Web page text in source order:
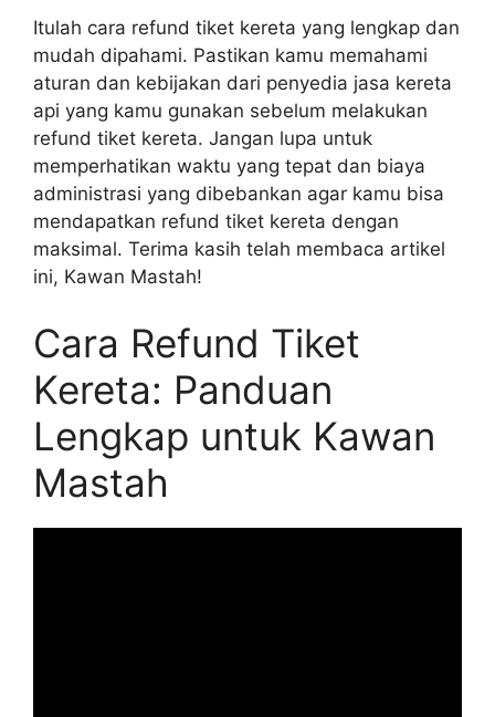
Itulah cara refund tiket kereta yang lengkap dan
mudah dipahami. Pastikan kamu memahami
aturan dan kebijakan dari penyedia jasa kereta
api yang kamu gunakan sebelum melakukan
refund tiket kereta. Jangan lupa untuk
memperhatikan waktu yang tepat dan biaya
administrasi yang dibebankan agar kamu bisa
mendapatkan refund tiket kereta dengan
maksimal. Terima kasih telah membaca artikel
ini, Kawan Mastah!
Cara Refund Tiket
Kereta: Panduan
Lengkap untuk Kawan
Mastah